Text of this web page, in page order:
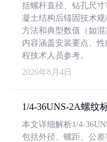
括螺杆直径、钻孔尺
凝土结构后锚固技术规
方法和典型数值（如混
内容涵盖安装要点、
程技术人员参考。
2026年8月4日
1/4-36UNS-2A螺纹
本文详细解析1/4-
包括外径、螺距、公